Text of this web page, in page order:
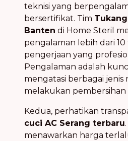
teknisi yang
bersertifikat. Tim
Banten di Home Steril
pengalaman lebih dari
pengerjaan yang
Pengalaman adalah
mengatasi berbagai jenis
melakukan pembersihan
Kedua, perhatikan
cuci AC Serang terbaru
menawarkan harga